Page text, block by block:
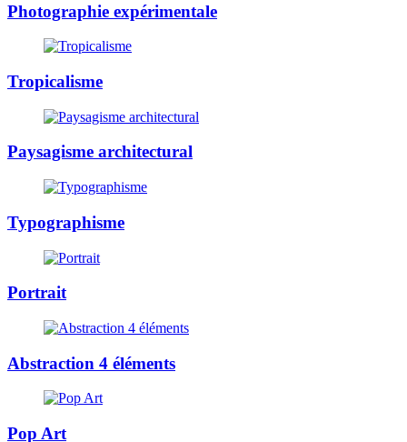
Photographie expérimentale
Tropicalisme
Paysagisme architectural
Typographisme
Portrait
Abstraction 4 éléments
Pop Art